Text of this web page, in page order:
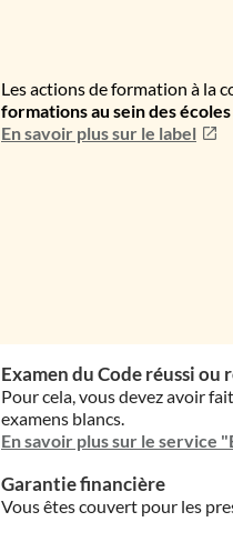
Les actions de formation à la
formations au sein des
En savoir plus sur le label
Examen du Code réussi ou
Pour cela, vous devez avoir
examens blancs.
En savoir plus sur le service
Garantie financière
Vous êtes couvert pour les